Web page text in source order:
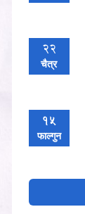
22
चैत्र
15
फाल्गुन